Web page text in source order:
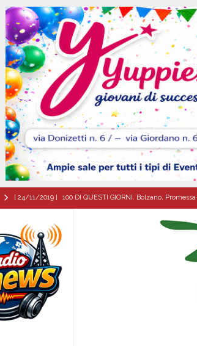
[ 24/11/2019 ] 100 DI QUESTI GIORNI. Bolzano,
[ 07/08/2026 ] Santa Filomena: una storia di fede che
[ 06/08/2026 ] Il comune di Meta di Sorrento stipula
CITTA'
[ 06/08/2026 ] Mugnano del Cardinale, Iolanda Prisco
[ 06/08/2026 ]